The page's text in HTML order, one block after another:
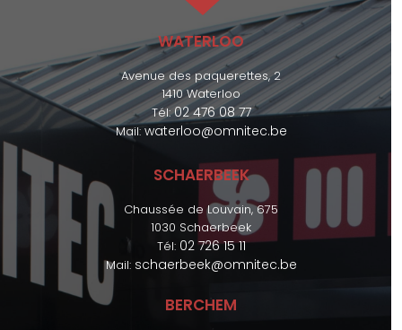
WATERLOO
Avenue des paquerettes, 2
1410 Waterloo
Tél:02 476 08 77
Mail: waterloo@omnitec.be
SCHAERBEEK
Chaussée de Louvain, 675
1030 Schaerbeek
Tél: 02 726 15 11
Mail: schaerbeek@omnitec.be
BERCHEM